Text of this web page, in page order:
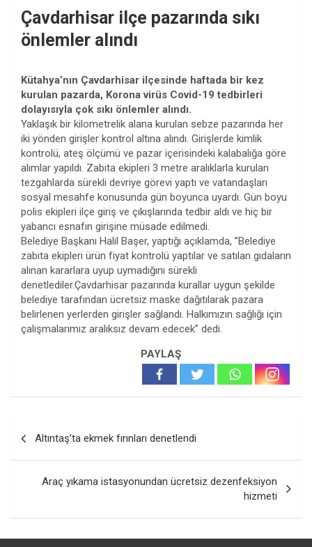
Çavdarhisar ilçe pazarında sıkı
önlemler alındı
Kütahya’nın Çavdarhisar ilçesinde haftada bir kez
kurulan pazarda, Korona virüs Covid-19 tedbirleri
dolayısıyla çok sıkı önlemler alındı.
Yaklaşık bir kilometrelik alana kurulan sebze pazarında her
iki yönden girişler kontrol altına alındı. Girişlerde kimlik
kontrolü, ateş ölçümü ve pazar içerisindeki kalabalığa göre
alımlar yapıldı. Zabıta ekipleri 3 metre aralıklarla kurulan
tezgahlarda sürekli devriye görevi yaptı ve vatandaşları
sosyal mesahfe konusunda gün boyunca uyardı. Gün boyu
polis ekipleri ilçe giriş ve çıkışlarında tedbir aldı ve hiç bir
yabancı esnafın girişine müsade edilmedi.
Belediye Başkanı Halil Başer, yaptığı açıklamda, ”Belediye
zabıta ekipleri ürün fiyat kontrolü yaptılar ve satılan gıdaların
alınan kararlara uyup uymadığını sürekli
denetlediler.Çavdarhisar pazarında kurallar uygun şekilde
belediye tarafından ücretsiz maske dağıtılarak pazara
belirlenen yerlerden girişler sağlandı. Halkımızın sağlığı için
çalışmalarımız aralıksız devam edecek” dedi.
PAYLAŞ
gezinmesi
Altıntaş’ta ekmek fırınları denetlendi
Araç yıkama istasyonundan ücretsiz dezenfeksiyon
hizmeti